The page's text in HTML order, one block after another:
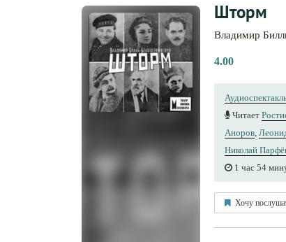
Шторм
Владимир
4.00
Читает
Аноров,
Николай
1 час 54
Хочу